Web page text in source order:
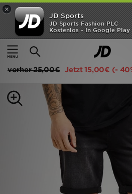
×
JD Sports
JD Sports Fashion PLC
Kostenlos - In Google Play
Home
Herren Herrenbekleidung
McKenzie Core Denim Shorts
vorher25,00€ Jetzt15,00€ (-
ANGEBOTE
Neuheiten
Kinder